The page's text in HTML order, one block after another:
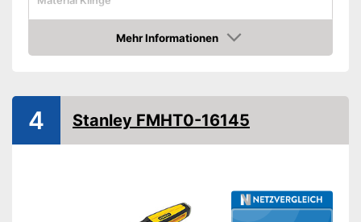
Material Griff
Holz
Mehr Informationen
Amazon
4 Stanley FMHT0-16145